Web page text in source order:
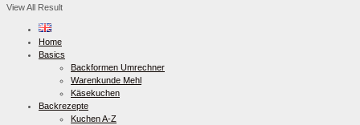
View All Result
Home
Basics
Backformen Umrechner
Warenkunde Mehl
Käsekuchen
Backrezepte
Kuchen A-Z